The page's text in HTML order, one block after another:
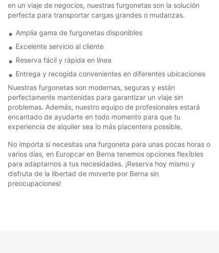
en un viaje de negocios, nuestras furgonetas son la solución
perfecta para transportar cargas grandes o mudanzas.
Amplia gama de furgonetas disponibles
Excelente servicio al cliente
Reserva fácil y rápida en línea
Entrega y recogida convenientes en diferentes ubicaciones
Nuestras furgonetas son modernas, seguras y están
perfectamente mantenidas para garantizar un viaje sin
problemas. Además, nuestro equipo de profesionales estará
encantado de ayudarte en todo momento para que tu
experiencia de alquiler sea lo más placentera possible.
No importa si necesitas una furgoneta para unas pocas horas o
varios días, en Europcar en Berna tenemos opciones flexibles
para adaptarnos a tus necesidades. ¡Reserva hoy mismo y
disfruta de la libertad de moverte por Berna sin
preocupaciones!